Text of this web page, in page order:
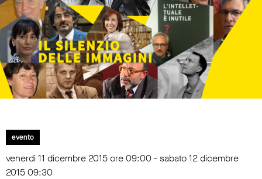
evento
venerdì 11 dicembre 2015 ore 09:00 - sabato 12 dicembre
2015 09:30